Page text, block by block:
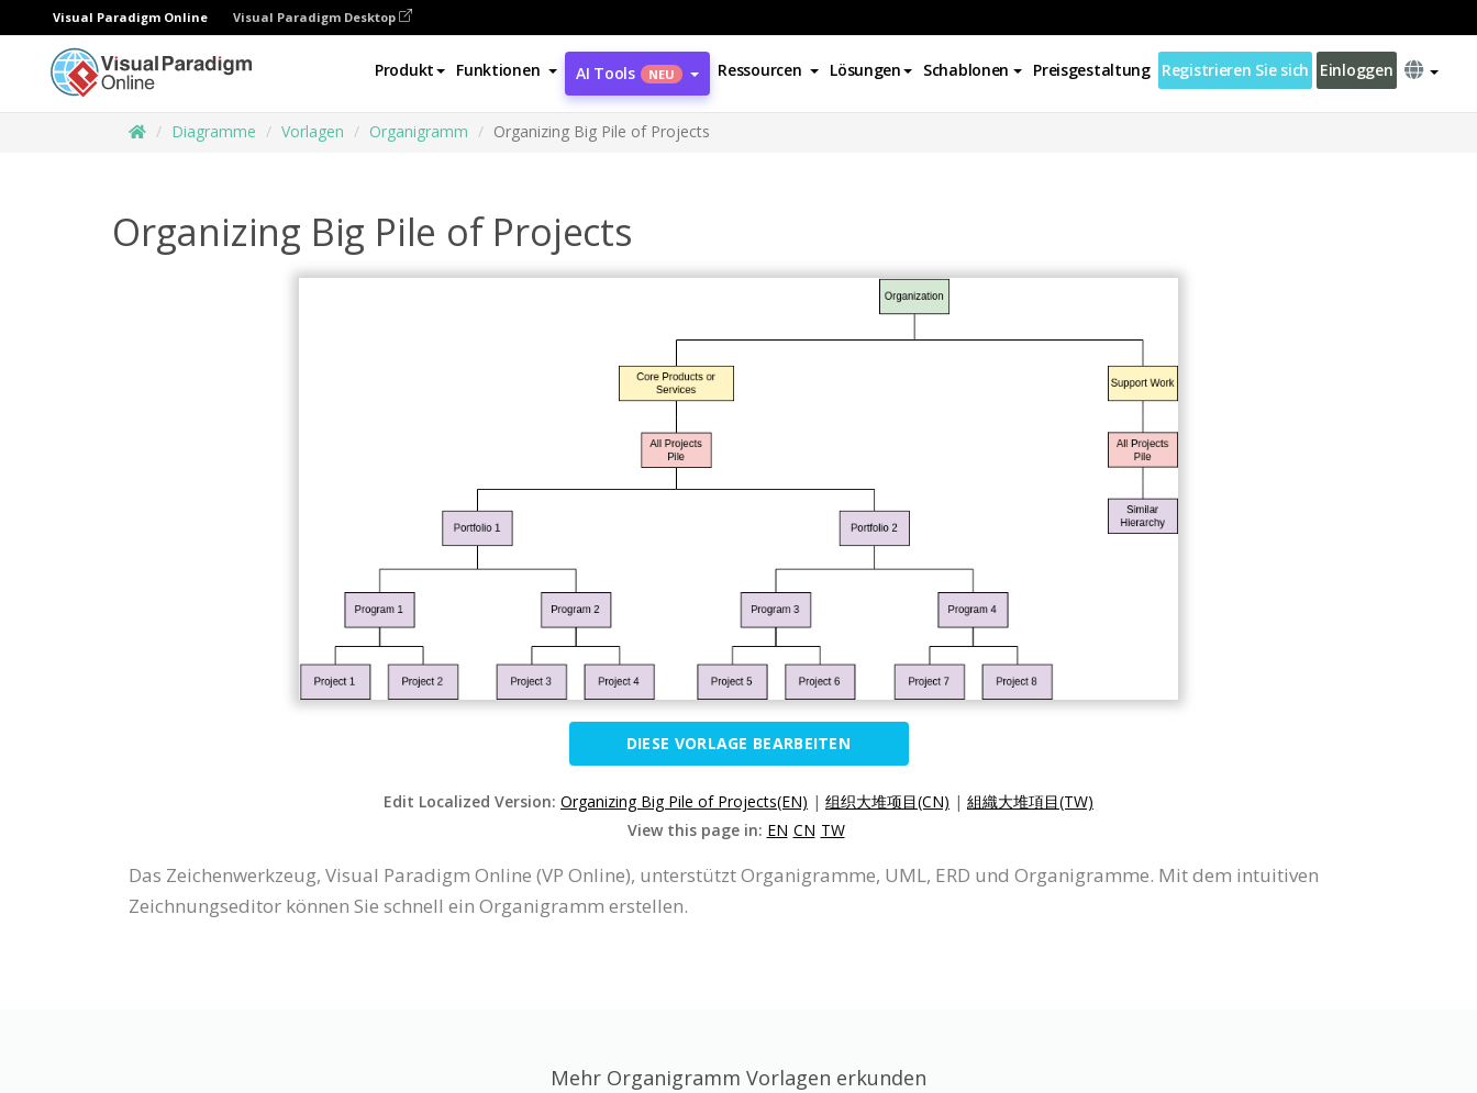
Visual Paradigm Online Visual Paradigm Desktop
Produkt Funktionen AI Tools NEU Ressourcen Lösungen Schablonen Preisgestaltung Registrieren Sie sich Einloggen
Diagramme Vorlagen Organigramm Organizing Big Pile of Projects
Organizing Big Pile of Projects
DIESE VORLAGE BEARBEITEN
Edit Localized Version: Organizing Big Pile of Projects(EN) | 组织大堆项目(CN) | 組織大堆項目(TW)
View this page in: EN CN TW
Das Zeichenwerkzeug, Visual Paradigm Online (VP Online), unterstützt Organigramme, UML, ERD und Organigramme. Mit dem intuitiven
Zeichnungseditor können Sie schnell ein Organigramm erstellen.
Mehr Organigramm Vorlagen erkunden